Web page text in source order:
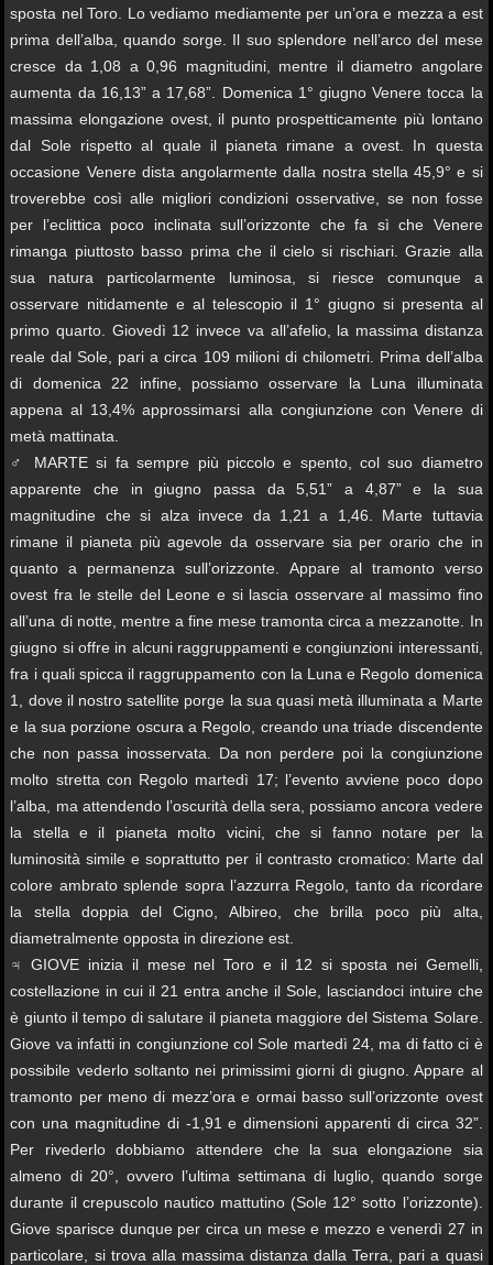
sposta nel Toro. Lo vediamo mediamente per un’ora e mezza a est
prima dell’alba, quando sorge. Il suo splendore nell’arco del mese
cresce da 1,08 a 0,96 magnitudini, mentre il diametro angolare
aumenta da 16,13” a 17,68”. Domenica 1° giugno Venere tocca la
massima elongazione ovest, il punto prospetticamente più lontano
dal Sole rispetto al quale il pianeta rimane a ovest. In questa
occasione Venere dista angolarmente dalla nostra stella 45,9° e si
troverebbe così alle migliori condizioni osservative, se non fosse
per l’eclittica poco inclinata sull’orizzonte che fa sì che Venere
rimanga piuttosto basso prima che il cielo si rischiari. Grazie alla
sua natura particolarmente luminosa, si riesce comunque a
osservare nitidamente e al telescopio il 1° giugno si presenta al
primo quarto. Giovedì 12 invece va all’afelio, la massima distanza
reale dal Sole, pari a circa 109 milioni di chilometri. Prima dell’alba
di domenica 22 infine, possiamo osservare la Luna illuminata
appena al 13,4% approssimarsi alla congiunzione con Venere di
metà mattinata.
♂ MARTE si fa sempre più piccolo e spento, col suo diametro
apparente che in giugno passa da 5,51” a 4,87” e la sua
magnitudine che si alza invece da 1,21 a 1,46. Marte tuttavia
rimane il pianeta più agevole da osservare sia per orario che in
quanto a permanenza sull’orizzonte. Appare al tramonto verso
ovest fra le stelle del Leone e si lascia osservare al massimo fino
all’una di notte, mentre a fine mese tramonta circa a mezzanotte. In
giugno si offre in alcuni raggruppamenti e congiunzioni interessanti,
fra i quali spicca il raggruppamento con la Luna e Regolo domenica
1, dove il nostro satellite porge la sua quasi metà illuminata a Marte
e la sua porzione oscura a Regolo, creando una triade discendente
che non passa inosservata. Da non perdere poi la congiunzione
molto stretta con Regolo martedì 17; l’evento avviene poco dopo
l’alba, ma attendendo l’oscurità della sera, possiamo ancora vedere
la stella e il pianeta molto vicini, che si fanno notare per la
luminosità simile e soprattutto per il contrasto cromatico: Marte dal
colore ambrato splende sopra l’azzurra Regolo, tanto da ricordare
la stella doppia del Cigno, Albireo, che brilla poco più alta,
diametralmente opposta in direzione est.
♃ GIOVE inizia il mese nel Toro e il 12 si sposta nei Gemelli,
costellazione in cui il 21 entra anche il Sole, lasciandoci intuire che
è giunto il tempo di salutare il pianeta maggiore del Sistema Solare.
Giove va infatti in congiunzione col Sole martedì 24, ma di fatto ci è
possibile vederlo soltanto nei primissimi giorni di giugno. Appare al
tramonto per meno di mezz’ora e ormai basso sull’orizzonte ovest
con una magnitudine di -1,91 e dimensioni apparenti di circa 32”.
Per rivederlo dobbiamo attendere che la sua elongazione sia
almeno di 20°, ovvero l’ultima settimana di luglio, quando sorge
durante il crepuscolo nautico mattutino (Sole 12° sotto l’orizzonte).
Giove sparisce dunque per circa un mese e mezzo e venerdì 27 in
particolare, si trova alla massima distanza dalla Terra, pari a quasi